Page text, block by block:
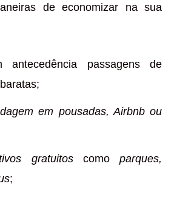
de economizar na sua
antecedência passagens de
em pousadas, Airbnb ou
gratuitoscomo parques,
;